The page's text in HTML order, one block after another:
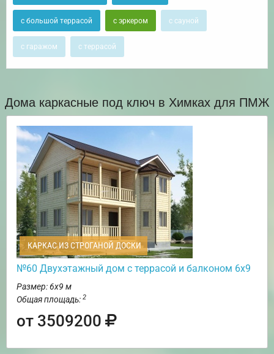
с большой террасой с эркером с сауной
с гаражом с террасой
Дома каркасные под ключ в Химках для ПМЖ
КАРКАС ИЗ СТРОГАНОЙ ДОСКИ
№60 Двухэтажный дом с террасой и балконом 6х9
Размер: 6х9 м
Общая площадь: 2
от 3509200